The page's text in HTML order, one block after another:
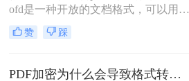
ofd是一种开放的文档格式，可以用于
创建和共享电子文档。虽然ofd文件可
以在许多不同的应用程序中打开和编
为pdf格式以便与其他人共享或打印。
赞 踩
PDF加密为什么会导致格式转换失败？3分钟看懂原因与解决方案！